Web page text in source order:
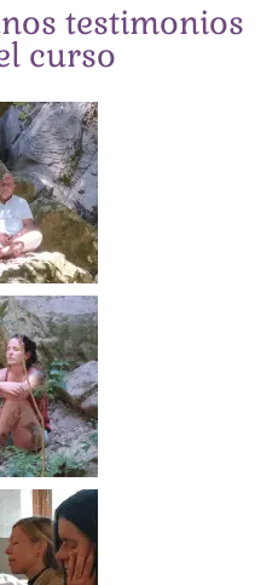
testimonios
curso